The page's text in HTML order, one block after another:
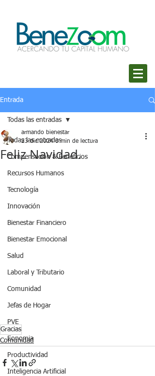
Entrada
Todas las entradas
Compensación & Beneficios
Recursos Humanos
Tecnología
Innovación
Bienestar Financiero
Bienestar Emocional
Salud
Laboral y Tributario
Comunidad
Jefas de Hogar
PVE
Eonomia
Productividad
Inteligencia Artificial
Todas las entradas
Feliz Navidad.
armando bienestar
23 dic 2024 0 min de lectura
Gracias
Comunidad